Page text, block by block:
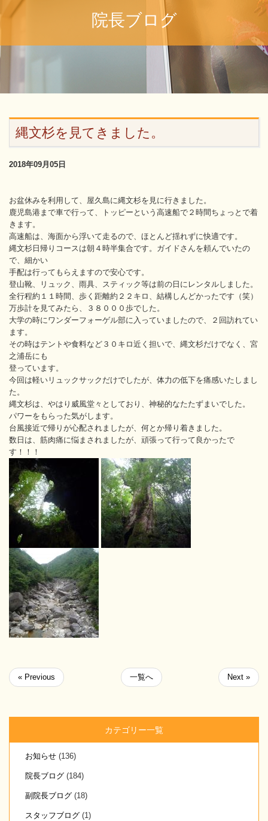
院長ブログ
縄文杉を見てきました。
2018年09月05日
お盆休みを利用して、屋久島に縄文杉を見に行きました。
鹿児島港まで車で行って、トッピーという高速船で２時間ちょっとで着
きます。
高速船は、海面から浮いて走るので、ほとんど揺れずに快適です。
縄文杉日帰りコースは朝４時半集合です。ガイドさんを頼んでいたの
で、細かい
手配は行ってもらえますので安心です。
登山靴、リュック、雨具、スティック等は前の日にレンタルしました。
全行程約１１時間、歩く距離約２２キロ、結構しんどかったです（笑）
万歩計を見てみたら、３８０００歩でした。
大学の時にワンダーフォーゲル部に入っていましたので、２回訪れてい
ます。
その時はテントや食料など３０キロ近く担いで、縄文杉だけでなく、宮
之浦岳にも
登っています。
今回は軽いリュックサックだけでしたが、体力の低下を痛感いたしまし
た。
縄文杉は、やはり威風堂々としており、神秘的なたたずまいでした。
パワーをもらった気がします。
台風接近で帰りが心配されましたが、何とか帰り着きました。
数日は、筋肉痛に悩まされましたが、頑張って行って良かったで
す！！！
« Previous 一覧へ Next »
カテゴリー一覧
お知らせ (136)
院長ブログ (184)
副院長ブログ (18)
スタッフブログ (1)